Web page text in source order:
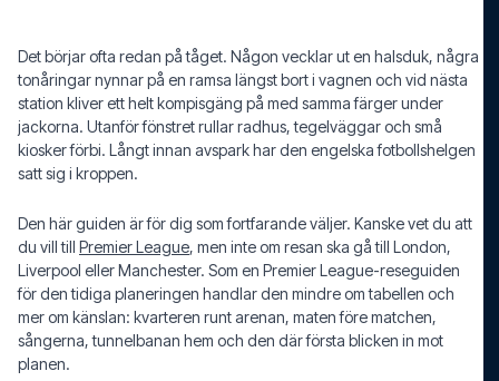
Det börjar ofta redan på tåget. Någon vecklar ut en halsduk, några
tonåringar nynnar på en ramsa längst bort i vagnen och vid nästa
station kliver ett helt kompisgäng på med samma färger under
jackorna. Utanför fönstret rullar radhus, tegelväggar och små
kiosker förbi. Långt innan avspark har den engelska fotbollshelgen
satt sig i kroppen.
Den här guiden är för dig som fortfarande väljer. Kanske vet du att
du vill till Premier League, men inte om resan ska gå till London,
Liverpool eller Manchester. Som en Premier League-reseguiden
för den tidiga planeringen handlar den mindre om tabellen och
mer om känslan: kvarteren runt arenan, maten före matchen,
sångerna, tunnelbanan hem och den där första blicken in mot
planen.